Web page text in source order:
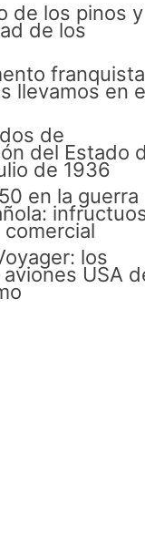
de los pinos y
de los
franquista
llevamos en
de
del Estado
de 1936
en la guerra
los
USA